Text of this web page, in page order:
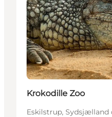
Krokodille Zoo
Eskilstrup, Sydsjælland